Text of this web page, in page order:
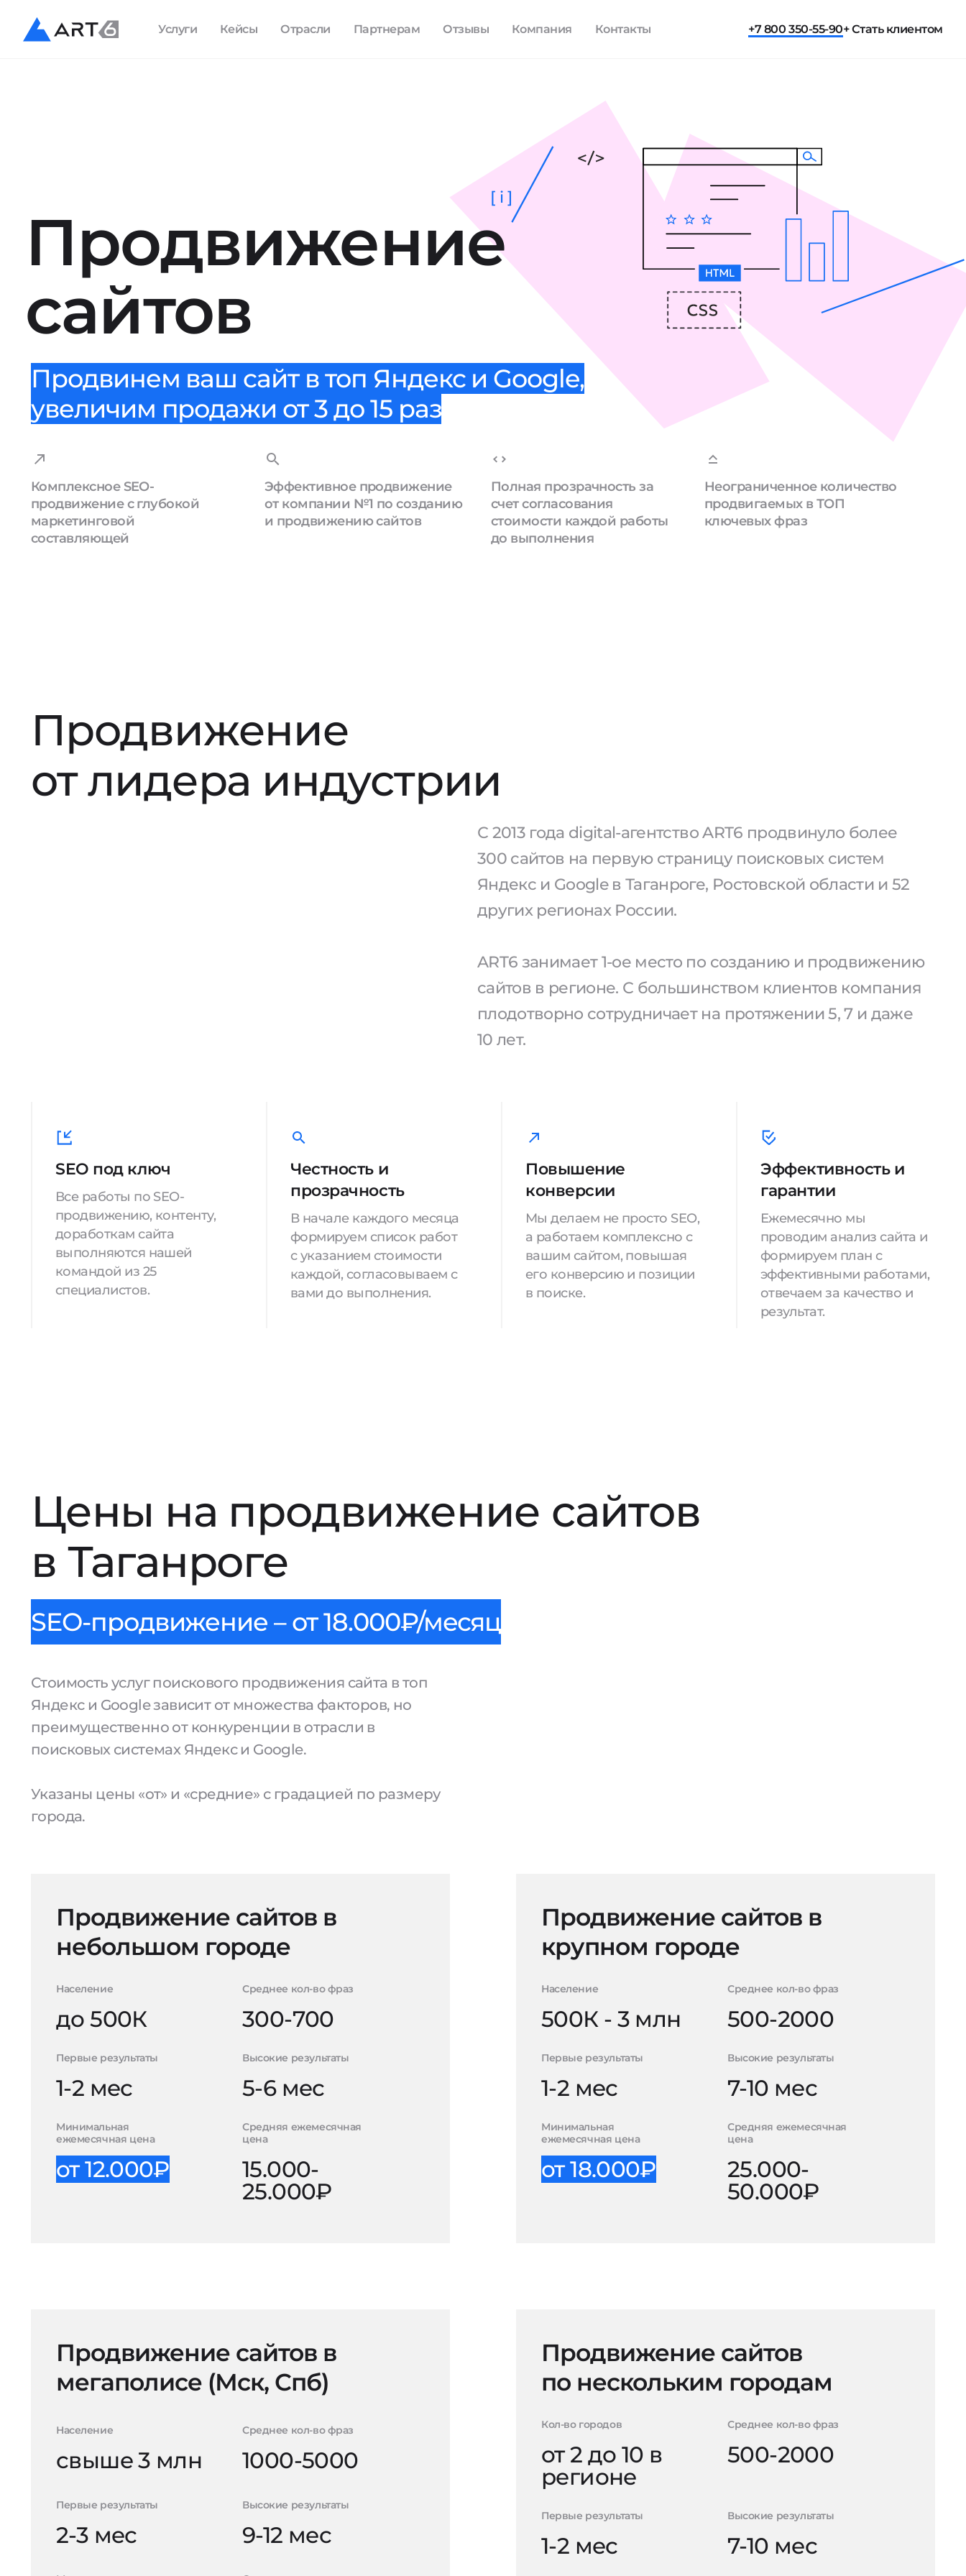
Услуги Кейсы Отрасли Партнерам Отзывы Компания Контакты +7 800 350-55-90+ Стать клиентом
Продвижение
сайтов
[ i ]
Продвинем ваш сайт в топ Яндекс и Google,
увеличим продажи от 3 до 15 раз
Комплексное SEO-
продвижение с глубокой
маркетинговой
составляющей
Эффективное продвижение
от компании №1 по созданию
и продвижению сайтов
Полная прозрачность за
счет согласования
стоимости каждой работы
до выполнения
Неограниченное количество
продвигаемых в ТОП
ключевых фраз
Продвижение
от лидера индустрии
С 2013 года digital-агентство ART6 продвинуло более
300 сайтов на первую страницу поисковых систем
Яндекс и Google в Таганроге, Ростовской области и 52
других регионах России.
ART6 занимает 1-ое место по созданию и продвижению
сайтов в регионе. С большинством клиентов компания
плодотворно сотрудничает на протяжении 5, 7 и даже
10 лет.
SEO под ключ
Все работы по SEO-
продвижению, контенту,
доработкам сайта
выполняются нашей
командой из 25
специалистов.
Честность и
прозрачность
В начале каждого месяца
формируем список работ
с указанием стоимости
каждой, согласовываем с
вами до выполнения.
Повышение
конверсии
Мы делаем не просто SEO,
а работаем комплексно с
вашим сайтом, повышая
его конверсию и позиции
в поиске.
Эффективность и
гарантии
Ежемесячно мы
проводим анализ сайта и
формируем план с
эффективными работами,
отвечаем за качество и
результат.
Цены на продвижение сайтов
в Таганроге
SEO-продвижение – от 18.000₽/месяц
Стоимость услуг поискового продвижения сайта в топ
Яндекс и Google зависит от множества факторов, но
преимущественно от конкуренции в отрасли в
поисковых системах Яндекс и Google.
Указаны цены «от» и «средние» с градацией по размеру
города.
Продвижение сайтов в
небольшом городе
Население
до 500К
Среднее кол-во фраз
300-700
Первые результаты
1-2 мес
Высокие результаты
5-6 мес
Минимальная
ежемесячная цена
от 12.000₽
Средняя ежемесячная
цена
15.000-
25.000₽
Продвижение сайтов в
крупном городе
Население
500К - 3 млн
Среднее кол-во фраз
500-2000
Первые результаты
1-2 мес
Высокие результаты
7-10 мес
Минимальная
ежемесячная цена
от 18.000₽
Средняя ежемесячная
цена
25.000-
50.000₽
Продвижение сайтов в
мегаполисе (Мск, Спб)
Население
свыше 3 млн
Среднее кол-во фраз
1000-5000
Первые результаты
2-3 мес
Высокие результаты
9-12 мес
Продвижение сайтов
по нескольким городам
Кол-во городов
от 2 до 10 в
регионе
Среднее кол-во фраз
500-2000
Первые результаты
1-2 мес
Высокие результаты
7-10 мес